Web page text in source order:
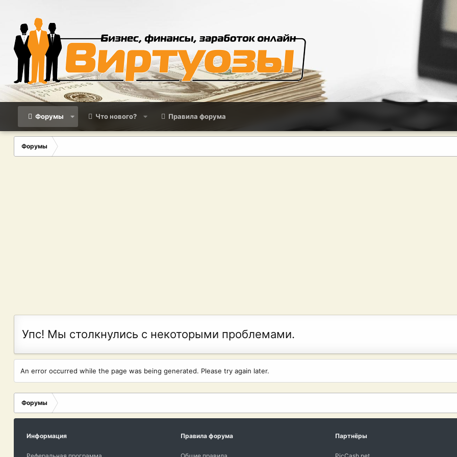
Форумы Что нового? Правила форума
Форумы
Упс! Мы столкнулись с некоторыми проблемами.
An error occurred while the page was being generated. Please try again later.
Форумы
Информация Правила форума Партнёры